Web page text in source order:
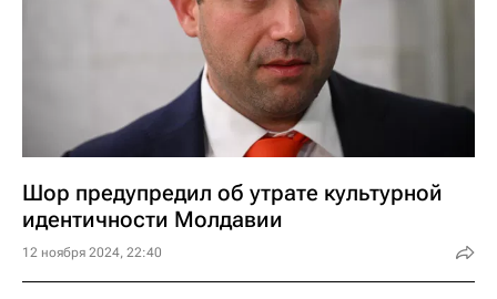
Шор предупредил об утрате культурной
идентичности Молдавии
12 ноября 2024, 22:40